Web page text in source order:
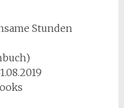
Stunden